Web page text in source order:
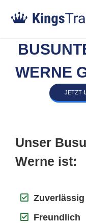
WERNE
JETZT
Unser
Werne ist:
Zuverlässig
Freundlich